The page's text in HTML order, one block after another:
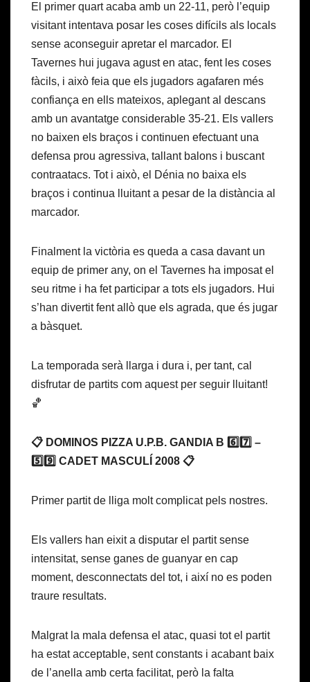
El primer quart acaba amb un 22-11, però l’equip
visitant intentava posar les coses difícils als locals
sense aconseguir apretar el marcador. El
Tavernes hui jugava agust en atac, fent les coses
fàcils, i això feia que els jugadors agafaren més
confiança en ells mateixos, aplegant al descans
amb un avantatge considerable 35-21. Els vallers
no baixen els braços i continuen efectuant una
defensa prou agressiva, tallant balons i buscant
contraatacs. Tot i això, el Dénia no baixa els
braços i continua lluitant a pesar de la distància al
marcador.
Finalment la victòria es queda a casa davant un
equip de primer any, on el Tavernes ha imposat el
seu ritme i ha fet participar a tots els jugadors. Hui
s’han divertit fent allò que els agrada, que és jugar
a bàsquet.
La temporada serà llarga i dura i, per tant, cal
disfrutar de partits com aquest per seguir lluitant!
🏀
📋 DOMINOS PIZZA U.P.B. GANDIA B 6️⃣7️⃣ –
5️⃣9️⃣ CADET MASCULÍ 2008 📋
Primer partit de lliga molt complicat pels nostres.
Els vallers han eixit a disputar el partit sense
intensitat, sense ganes de guanyar en cap
moment, desconnectats del tot, i així no es poden
traure resultats.
Malgrat la mala defensa el atac, quasi tot el partit
ha estat acceptable, sent constants i acabant baix
de l’anella amb certa facilitat, però la falta